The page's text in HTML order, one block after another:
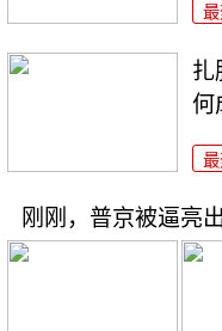
扎
何
刚刚，普京被逼亮